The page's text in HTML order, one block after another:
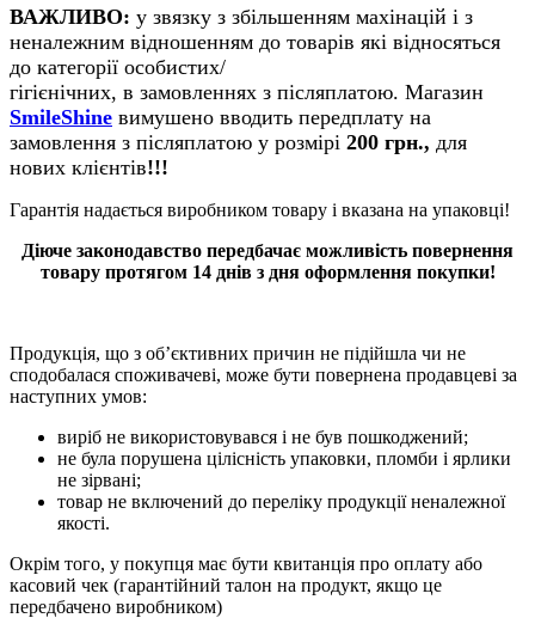
ВАЖЛИВО: у звязку з збільшенням махінацій і з
неналежним відношенням до товарів які відносяться
до категорії особистих/
гігієнічних, в замовленнях з післяплатою. Магазин
SmileShine вимушено вводить передплату на
замовлення з післяплатою у розмірі 200 грн., для
нових клієнтів!!!
Гарантія надається виробником товару і вказана на упаковці!
Діюче законодавство передбачає можливість повернення
товару протягом 14 днів з дня оформлення покупки!
Продукція, що з об’єктивних причин не підійшла чи не
сподобалася споживачеві, може бути повернена продавцеві за
наступних умов:
виріб не використовувався і не був пошкоджений;
не була порушена цілісність упаковки, пломби і ярлики
не зірвані;
товар не включений до переліку продукції неналежної
якості.
Окрім того, у покупця має бути квитанція про оплату або
касовий чек (гарантійний талон на продукт, якщо це
передбачено виробником)